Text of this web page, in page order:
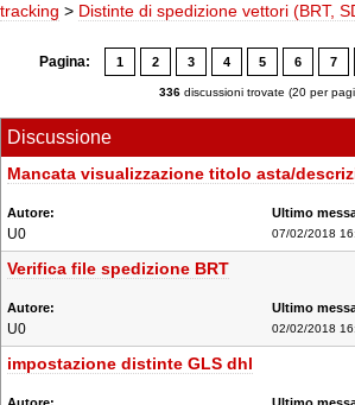
tracking > Distinte di spedizione vettori (BRT,
Pagina: 1 2 3 4 5 6 7
336 discussioni trovate (20 per
Discussione
Mancata visualizzazione titolo asta/
U0 07/02/2018
Verifica file spedizione BRT
U0 02/02/2018
impostazione distinte GLS dhl